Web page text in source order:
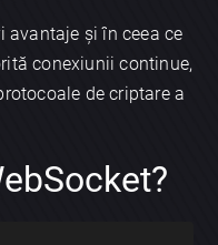
avantaje și în ceea ce
conexiunii continue,
de criptare a